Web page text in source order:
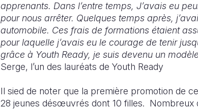
apprenants. Dans l’entre temps, J’avais eu
pour nous arrêter. Quelques temps après,
automobile. Ces frais de formations étaient
pour laquelle j’avais eu le courage de tenir
grâce à Youth Ready, je suis devenu un
Serge, l’un des lauréats de Youth Ready
Il sied de noter que la première promotion de
28 jeunes désœuvrés dont 10 filles. Nombreux